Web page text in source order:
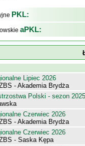
PKL:
aPKL:
Lipiec 2026
- Akademia Brydża
Polski - sezon
Czerwiec 2026
- Akademia Brydża
Czerwiec 2026
- Saska Kępa